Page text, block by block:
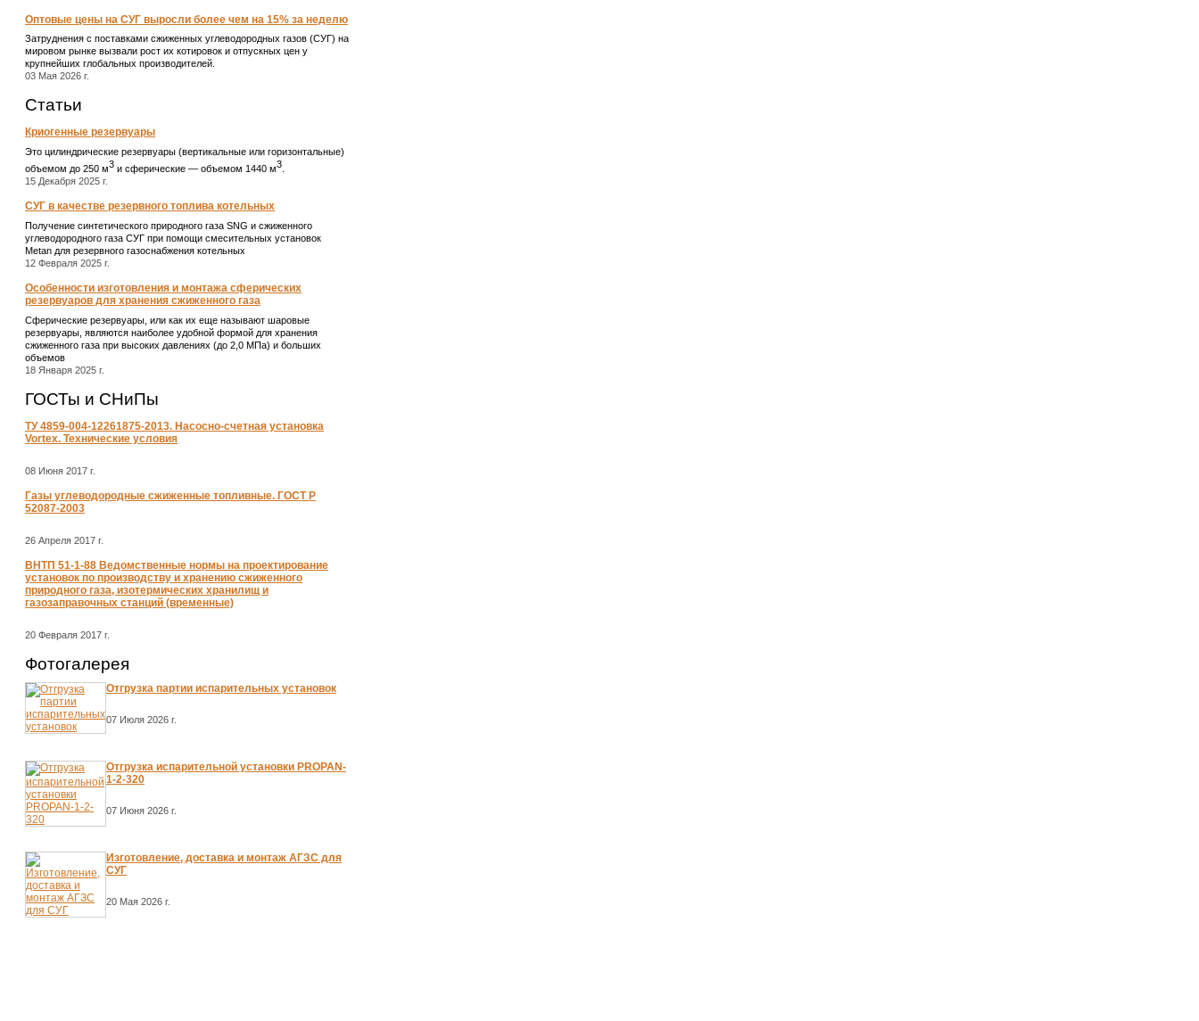
Оптовые цены на СУГ выросли более чем на 15% за неделю
Затруднения с поставками сжиженных углеводородных газов (СУГ) на
мировом рынке вызвали рост их котировок и отпускных цен у
крупнейших глобальных производителей.
03 Мая 2026 г.
Статьи
Криогенные резервуары
Это цилиндрические резервуары (вертикальные или горизонтальные)
объемом до 250 м3 и сферические ― объемом 1440 м3
15 Декабря 2025 г.
СУГ в качестве резервного топлива котельных
Получение синтетического природного газа SNG и сжиженного
углеводородного газа СУГ при помощи смесительных установок
Metan для резервного газоснабжения котельных
12 Февраля 2025 г.
Особенности изготовления и монтажа сферических
резервуаров для хранения сжиженного газа
Сферические резервуары, или как их еще называют шаровые
резервуары, являются наиболее удобной формой для хранения
сжиженного газа при высоких давлениях (до 2,0 МПа) и больших
объемов
18 Января 2025 г.
ГОСТы и СНиПы
ТУ 4859-004-12261875-2013. Насосно-счетная установка
Vortex. Технические условия
08 Июня 2017 г.
Газы углеводородные сжиженные топливные. ГОСТ Р
52087-2003
26 Апреля 2017 г.
ВНТП 51-1-88 Ведомственные нормы на проектирование
установок по производству и хранению сжиженного
природного газа, изотермических хранилищ и
газозаправочных станций (временные)
20 Февраля 2017 г.
Фотогалерея
Отгрузка партии испарительных установок
07 Июля 2026 г.
Отгрузка испарительной установки PROPAN-
1-2-320
07 Июня 2026 г.
Изготовление, доставка и монтаж АГЗС для
СУГ
20 Мая 2026 г.